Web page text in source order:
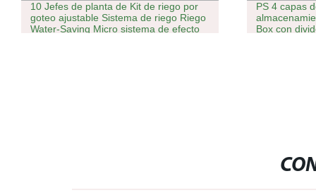
10 Jefes de planta de Kit de riego por
goteo ajustable Sistema de riego Riego
Water-Saving Micro sistema de efecto
PS 4 capas
Box con